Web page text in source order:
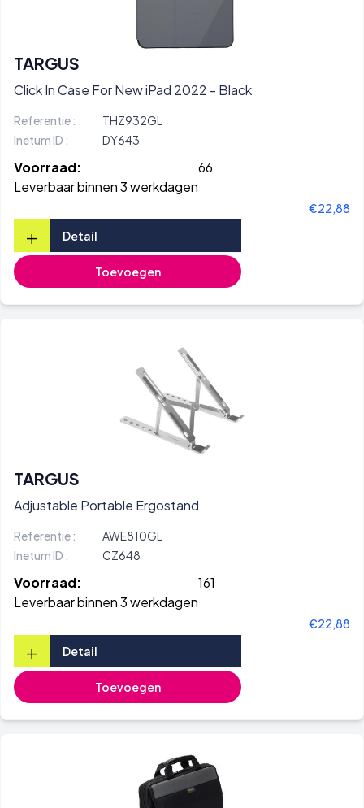
TARGUS
Click In Case For New iPad 2022 - Black
Referentie :
THZ932GL
Inetum ID :
DY643
Voorraad:
66
Leverbaar binnen 3 werkdagen
€22,88
+ Detail
Toevoegen
TARGUS
Adjustable Portable Ergostand
Referentie :
AWE810GL
Inetum ID :
CZ648
Voorraad:
161
Leverbaar binnen 3 werkdagen
€22,88
+ Detail
Toevoegen